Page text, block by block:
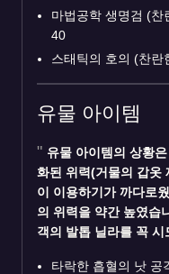
마법공학 생명검 (
40
스태틱의 호의 (찬
유물 아이템
유물 아이템의 상황
화된 위력(거물의 갑옷
이 이용하기가 까다로
의 위력을 약간 높였습
객의 발톱 닐라를 꼭 시
타락한 흡혈의 낫 공